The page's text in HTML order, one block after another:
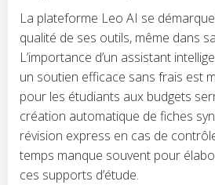
La plateforme Leo AI se
qualité de ses outils, même dans
L’importance d’un assistant
un soutien efficace sans frais est
pour les étudiants aux budgets
création automatique de fiches
révision express en cas de
temps manque souvent pour
ces supports d’étude.